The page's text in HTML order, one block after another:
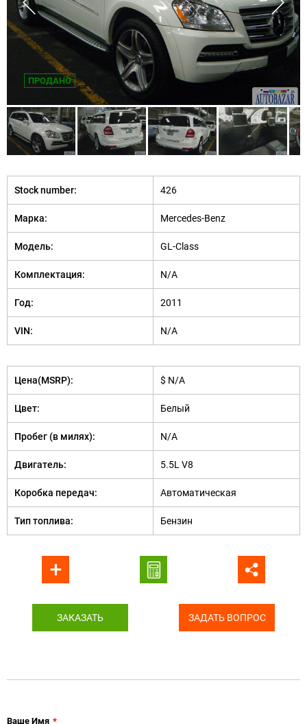
ПРОДАНО
Stock number: 426
Марка: Mercedes-Benz
Модель: GL-Class
Комплектация: N/A
Год: 2011
VIN: N/A
Цена(MSRP): $ N/A
Цвет: Белый
Пробег (в милях): N/A
Двигатель: 5.5L V8
Коробка передач: Автоматическая
Тип топлива: Бензин
ЗАКАЗАТЬ ЗАДАТЬ ВОПРОС
Ваше Имя *